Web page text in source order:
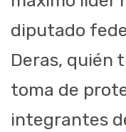
diputado
Deras, quién
toma de
integrantes